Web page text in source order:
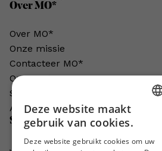
Over MO*
Over MO*
Onze missie
Contacteer MO*
Onze auteurs
Schrijven voor MO*?
Adverteren in MO*
Steun MO*
Je helpt ons groeien. MO* bestaat
Deze website maakt
gebruik van cookies.
Deze website gebruikt cookies om uw